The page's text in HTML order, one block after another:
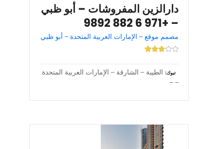
دارالزين المفروشات – أبو ظبي
– +971 6 882 9892
مصمم موقع – الإمارات العربية المتحدة – أبو ظبي
تبوك
الطيبة – الشارقة – الإمارات العربية المتحدة
– –